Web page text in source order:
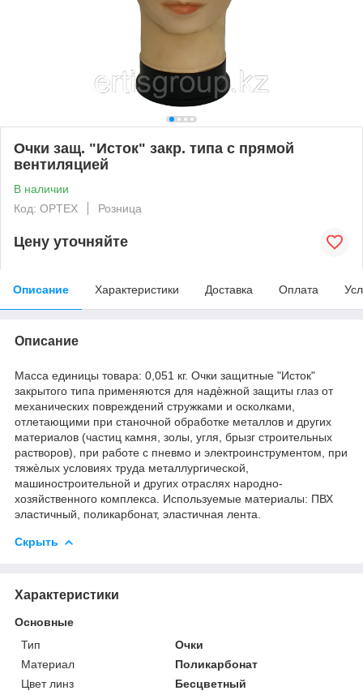
Очки защ. "Исток" закр. типа с прямой
вентиляцией
В наличии
Код: OPTEX
Розница
Цену уточняйте
Описание Характеристики Доставка Оплата
Описание
Масса единицы товара: 0,051 кг. Очки защитные "Исток"
закрытого типа применяются для надѐжной защиты глаз от
механических повреждений стружками и осколками,
отлетающими при станочной обработке металлов и других
материалов (частиц камня, золы, угля, брызг строительных
растворов), при работе с пневмо и электроинструментом, при
тяжѐлых условиях труда металлургической,
машиностроительной и других отраслях народно-
хозяйственного комплекса. Используемые материалы: ПВХ
эластичный, поликарбонат, эластичная лента.
Скрыть
Характеристики
Основные
Тип
Очки
Материал
Поликарбонат
Цвет линз
Бесцветный